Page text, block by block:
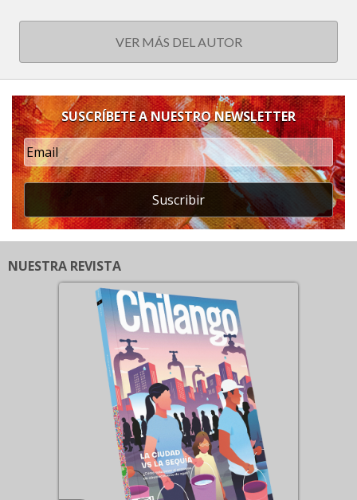
VER MÁS DEL AUTOR
SUSCRÍBETE A NUESTRO NEWSLETTER
Suscribir
NUESTRA REVISTA